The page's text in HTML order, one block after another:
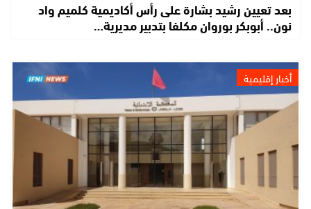
بعد تعيين رشيد بشارة على رأس أكاديمية كلميم واد
نون.. أبوبكر بوروان مكلفا بتدبير مديرية…
أخبار إقليمية